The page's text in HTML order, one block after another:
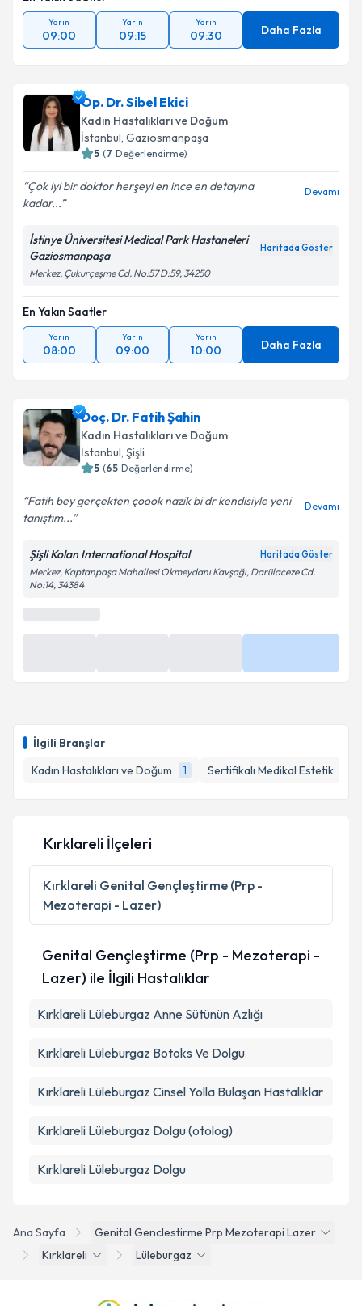
İlgili Branşlar
Kadın Hastalıkları ve Doğum
1 Sertifikalı Medikal Estetik
Yarın
09:00
Yarın
09:15
Yarın
09:30 Daha Fazla
Op. Dr. Sibel Ekici
Kadın Hastalıkları ve Doğum
İstanbul, Gaziosmanpaşa
5 (7 Değerlendirme)
Çok iyi bir doktor herşeyi en ince en detayına
kadar...
Devamı
İstinye Üniversitesi Medical Park Hastaneleri
Gaziosmanpaşa
Haritada Göster
Merkez, Çukurçeşme Cd. No:57 D:59, 34250
En Yakın Saatler
Yarın
08:00
Yarın
09:00
Yarın
10:00 Daha Fazla
Doç. Dr. Fatih Şahin
Kadın Hastalıkları ve Doğum
İstanbul, Şişli
5 (65 Değerlendirme)
Fatih bey gerçekten çoook nazik bi dr kendisiyle yeni
tanıştım...
Devamı
Şişli Kolan International Hospital Haritada Göster
Merkez, Kaptanpaşa Mahallesi Okmeydanı Kavşağı, Darülaceze Cd.
No:14, 34384
En Yakın Saatler
Ana Sayfa
Genital Genclestirme Prp Mezoterapi Lazer
Kırklareli
Lüleburgaz
Kırklareli İlçeleri
Kırklareli Genital Gençleştirme (Prp -
Mezoterapi - Lazer)
Genital Gençleştirme (Prp - Mezoterapi -
Lazer) ile İlgili Hastalıklar
Kırklareli Lüleburgaz Anne Sütünün Azlığı
Kırklareli Lüleburgaz Botoks Ve Dolgu
Kırklareli Lüleburgaz Cinsel Yolla Bulaşan Hastalıklar
Kırklareli Lüleburgaz Dolgu (otolog)
Kırklareli Lüleburgaz Dolgu